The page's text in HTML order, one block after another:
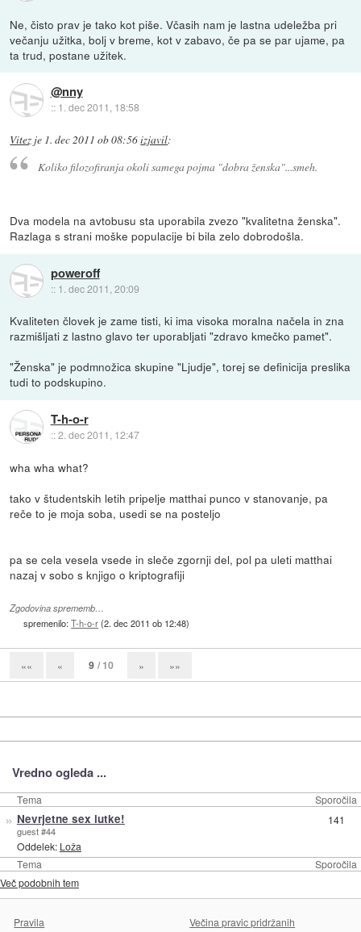
Ne, čisto prav je tako kot piše. Včasih nam je lastna udeležba pri
večanju užitka, bolj v breme, kot v zabavo, če pa se par ujame, pa
ta trud, postane užitek.
@nny
:: 1. dec 2011, 18:58
Vitez je 1. dec 2011 ob 08:56izjavil:
Koliko filozofiranja okoli samega pojma "dobra ženska"...smeh.
Dva modela na avtobusu sta uporabila zvezo "kvalitetna ženska".
Razlaga s strani moške populacije bi bila zelo dobrodošla.
poweroff
:: 1. dec 2011, 20:09
Kvaliteten človek je zame tisti, ki ima visoka moralna načela in zna
razmišljati z lastno glavo ter uporabljati "zdravo kmečko pamet".
"Ženska" je podmnožica skupine "Ljudje", torej se definicija preslika
tudi to podskupino.
T-h-o-r
::2. dec 2011, 12:47
wha wha what?
tako v študentskih letih pripelje matthai punco v stanovanje, pa
reče to je moja soba, usedi se na posteljo
pa se cela vesela vsede in sleče zgornji del, pol pa uleti matthai
nazaj v sobo s knjigo o kriptografiji
Zgodovina sprememb…
spremenilo:T-h-o-r(2. dec 2011 ob 12:48)
«« « 9 / 10 » »»
Vredno ogleda ...
Tema Sporočila
Tema Sporočila
» Nevrjetne sex lutke!
guest #44
Oddelek: Loža
141
Več podobnih tem
Pravila Večina pravic pridržanih